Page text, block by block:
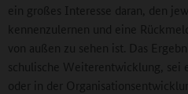
ein großes Interesse daran, den
kennenzulernen und eine
von außen zu sehen ist. Das
schulische Weiterentwicklung,
oder in der